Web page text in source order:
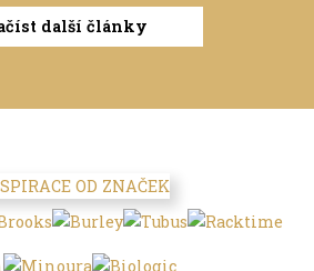
další články